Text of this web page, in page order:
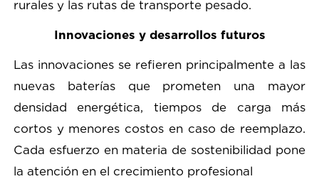
rurales y las rutas de transporte pesado.
Innovaciones y desarrollos futuros
Las innovaciones se refieren principalmente a las
nuevas baterías que prometen una mayor
densidad energética, tiempos de carga más
cortos y menores costos en caso de reemplazo.
Cada esfuerzo en materia de sostenibilidad pone
la atención en el crecimiento profesional